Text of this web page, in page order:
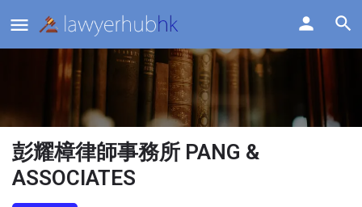
彭耀樟律師事務所 PANG &
ASSOCIATES